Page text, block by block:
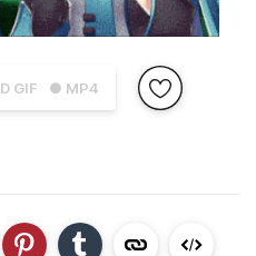
GIF ● MP4